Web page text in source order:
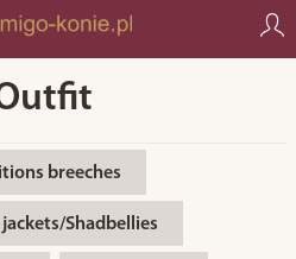
breeches
Shadbellies